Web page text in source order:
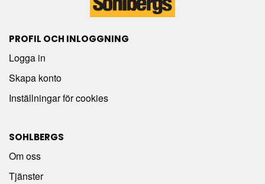
PROFIL OCH INLOGGNING
Logga in
Skapa konto
Inställningar för cookies
SOHLBERGS
Om oss
Tjänster